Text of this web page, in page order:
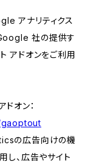
アナリティクス
社の提供す
アドオンをご利用
オン：
の広告向けの機
し、広告やサイト